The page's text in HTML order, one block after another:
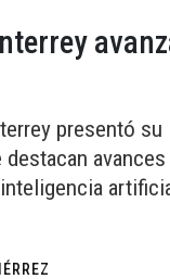
presentó